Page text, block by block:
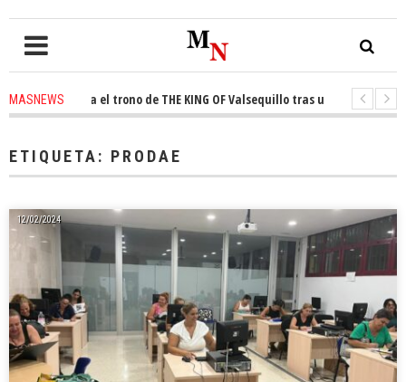
MASNEWSel trono de THE KING OF Valsequillo tras una jornada de
ETIQUETA: PRODAE
12/02/2024